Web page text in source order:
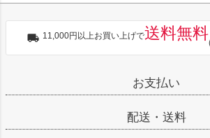
11,000円以上お買い上げで送料無料
お支払い
配送・送料